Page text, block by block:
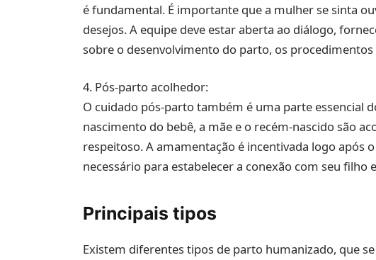
é fundamental. É importante que a mulher se sinta
desejos. A equipe deve estar aberta ao diálogo,
sobre o desenvolvimento do parto, os procedimentos
4. Pós-parto acolhedor:
O cuidado pós-parto também é uma parte essencial
nascimento do bebê, a mãe e o recém-nascido são
respeitoso. A amamentação é incentivada logo após
necessário para estabelecer a conexão com seu filho
Principais tipos
Existem diferentes tipos de parto humanizado, que